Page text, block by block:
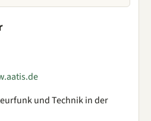
und Technik in der